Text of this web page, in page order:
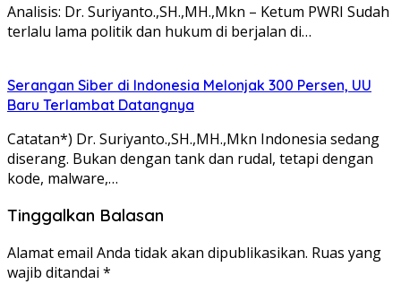
Analisis: Dr. Suriyanto.,SH.,MH.,Mkn – Ketum PWRI Sudah
terlalu lama politik dan hukum di berjalan di…
Serangan Siber di Indonesia Melonjak 300 Persen, UU
Baru Terlambat Datangnya
Catatan*) Dr. Suriyanto.,SH.,MH.,Mkn Indonesia sedang
diserang. Bukan dengan tank dan rudal, tetapi dengan
kode, malware,…
Tinggalkan Balasan
Alamat email Anda tidak akan dipublikasikan. Ruas yang
wajib ditandai *